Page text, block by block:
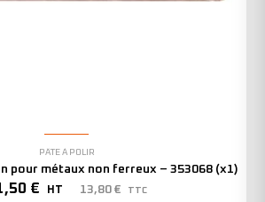
PÂTE À POLIR
pour métaux non ferreux – 353068 (x1)
€ HT 13,80 € TTC